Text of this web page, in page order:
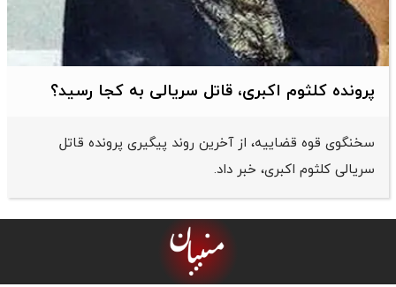
پرونده کلثوم اکبری، قاتل سریالی به کجا رسید؟
سخنگوی قوه قضاییه، از آخرین روند پیگیری پرونده قاتل
سریالی کلثوم اکبری، خبر داد.